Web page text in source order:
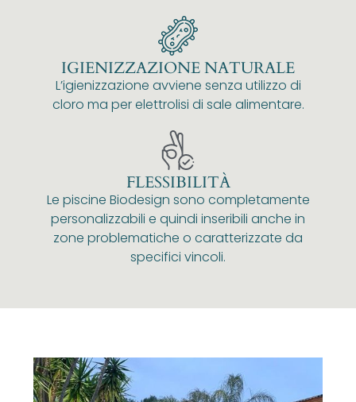
IGIENIZZAZIONE NATURALE
L’igienizzazione avviene senza utilizzo di
cloro ma per elettrolisi di sale alimentare.
FLESSIBILITÀ
Le piscine Biodesign sono completamente
personalizzabili e quindi inseribili anche in
zone problematiche o caratterizzate da
specifici vincoli.